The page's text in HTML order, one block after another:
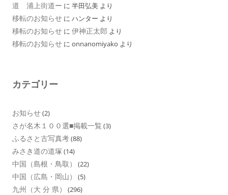
道 浦上街道ー に 半田弘美 より
移転のお知らせ に ハンター より
移転のお知らせ に 伊神正太郎 より
移転のお知らせ に onnanomiyako より
カテゴリー
お知らせ(2)
さが名木１００選■掲載一覧 (3)
ふるさと古写真考(88)
みさき道の道塚 (14)
中国（島根・鳥取） (22)
中国（広島・岡山） (5)
九州（大 分 県） (296)